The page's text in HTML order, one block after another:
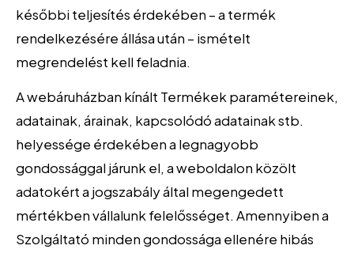
későbbi teljesítés érdekében – a termék
rendelkezésére állása után – ismételt
megrendelést kell feladnia.
A webáruházban kínált Termékek paramétereinek,
adatainak, árainak, kapcsolódó adatainak stb.
helyessége érdekében a legnagyobb
gondossággal járunk el, a weboldalon közölt
adatokért a jogszabály által megengedett
mértékben vállalunk felelősséget. Amennyiben a
Szolgáltató minden gondossága ellenére hibás